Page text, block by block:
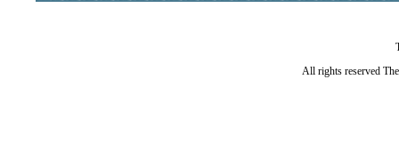
All rights reserved